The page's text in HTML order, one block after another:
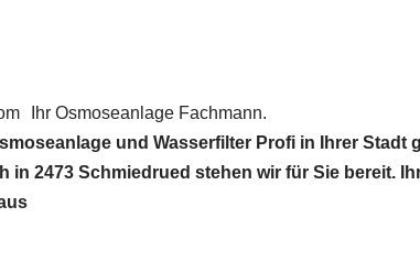
Ihr Osmoseanlage Fachmann.
und Wasserfilter Profi in Ihrer
in 2473 Schmiedrued stehen wir für Sie bereit.